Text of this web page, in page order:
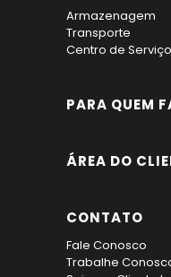
Armazenagem
Transporte
Centro de
PARA QUEM
ÁREA DO
CONTATO
Fale Conosco
Trabalhe